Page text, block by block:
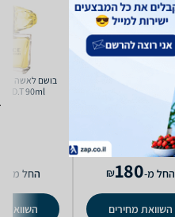
החל מ-180
₪
השוואת מחירים
E.D.T 90ml
החל מ-
השוואת